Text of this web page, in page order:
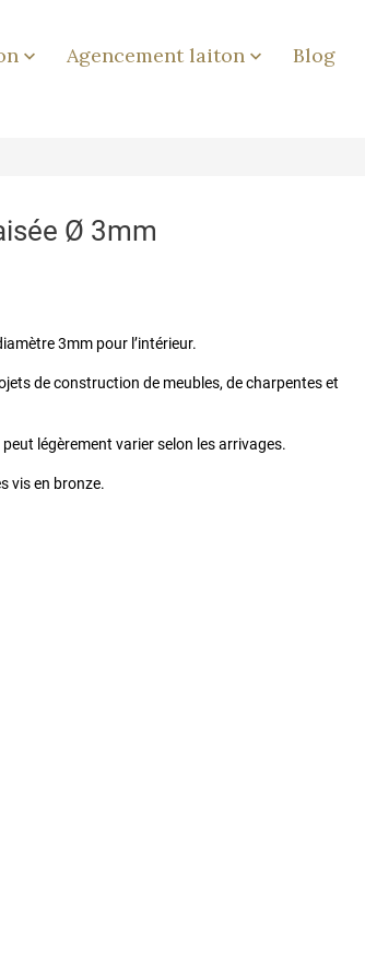
 Agencement laiton  Blog
Ø 3mm
3mm pour l’intérieur.
de construction de meubles, de charpentes et
légèrement varier selon les arrivages.
vis en bronze.